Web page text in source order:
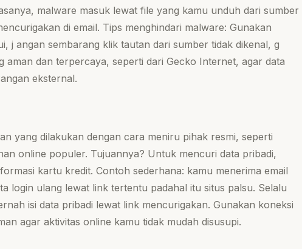
malware masuk lewat file yang kamu unduh dari sumber
di email. Tips menghindari malware: Gunakan
j angan sembarang klik tautan dari sumber tidak dikenal, g
aman dan terpercaya, seperti dari Gecko Internet, agar data
eksternal.
yang dilakukan dengan cara meniru pihak resmi, seperti
online populer. Tujuannya? Untuk mencuri data pribadi,
kartu kredit. Contoh sederhana: kamu menerima email
login ulang lewat link tertentu padahal itu situs palsu. Selalu
isi data pribadi lewat link mencurigakan. Gunakan koneksi
agar aktivitas online kamu tidak mudah disusupi.